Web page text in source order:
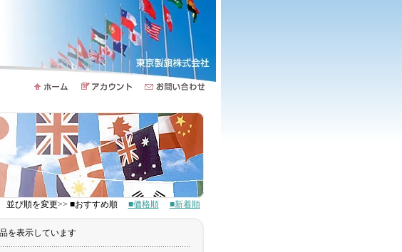
並び順を変更>> ■おすすめ順 ■価格順 ■新着順
を表示しています